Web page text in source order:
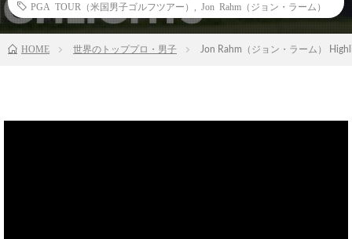
PGA TOUR（米国男子ゴルフツアー）
Jon Rahm（ジョン・ラーム）
HOME 世界のトッププロ・男子 Jon Rahm（ジョン・ラーム）